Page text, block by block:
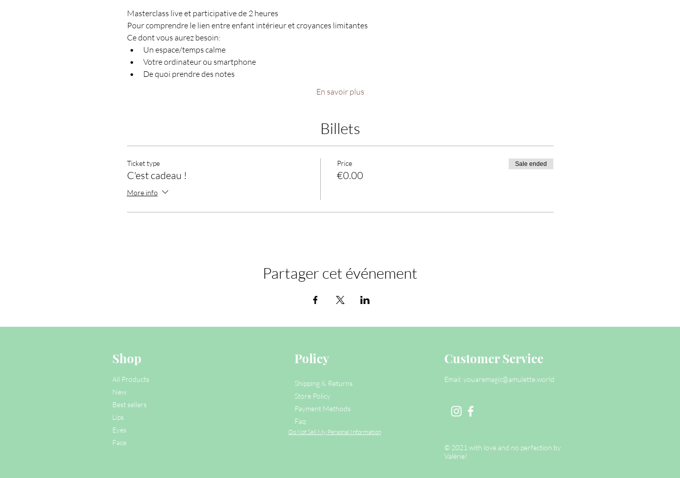
Masterclass live et participative de 2 heures
Pour comprendre le lien entre enfant intérieur et croyances limitantes
Ce dont vous aurez besoin:
Un espace/temps calme
Votre ordinateur ou smartphone
De quoi prendre des notes
En savoir plus
Billets
Ticket type
C'est cadeau !
More info
Price
€0.00
Sale ended
Partager cet événement
Shop
All Products
New
Best sellers
Lips
Eyes
Face
Policy
Shipping & Returns
Store Policy
Payment Methods
Faq
Customer Service
Email: youaremagic@amulette.world
Do Not Sell My Personal Information
© 2021 with love and no perfection by
Valérie!